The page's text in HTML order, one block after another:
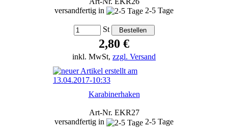
versandfertig in
2-5 Tage
St
2,80 €
inkl. MwSt, zzgl. Versand
Karabinerhaken
Art-Nr. EKR27
versandfertig in
2-5 Tage